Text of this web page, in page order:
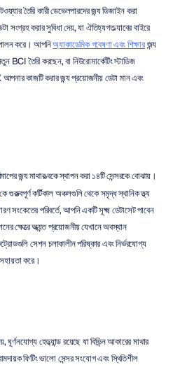
তৈরি কারী ডেভেলপারদের জন্য ডিজাইন করা
করার সুবিধা দেয়, যা ঐতিহ্যগত ল্যাবের বাইরে
পালন করে। আপনি অ্যাকাডেমিক গবেষণা এবং শিক্ষার জন্য
BCI তৈরি করছেন, বা নিউরোমার্কেটিং স্টাডিজ
কাজটি করার জন্য প্রয়োজনীয় ডেটা মান এবং
জন্য মাথার ত্বকে স্থাপন করা ১৪টি সেন্সরকে বোঝায়।
গুরুত্বপূর্ণ কর্টিকাল অঞ্চলগুলি থেকে সমৃদ্ধ স্থানিক তথ্য
পরিবর্তে, আপনি একটি সূক্ষ্ম ডেটাসেট পাবেন
ক্ষেত্রে অত্যন্ত প্রয়োজনীয় যেখানে অবস্থান
সেশন চলাকালীন পরিষ্কার এবং নির্ভরযোগ্য
করে।
হেডব্যান্ড রয়েছে যা বিভিন্ন আকারের মাথার
ফিটিং ভালো সেন্সর সংযোগ এবং স্থিতিশীল